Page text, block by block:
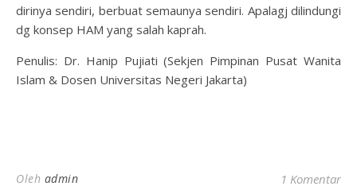
dirinya sendiri, berbuat semaunya sendiri. Apalagj dilindungi
dg konsep HAM yang salah kaprah.
Penulis: Dr. Hanip Pujiati (Sekjen Pimpinan Pusat Wanita
Islam & Dosen Universitas Negeri Jakarta)
Oleh admin 1 Komentar